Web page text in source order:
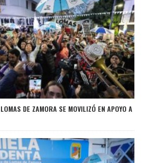
DE ZAMORA SE MOVILIZÓ EN APOYO A